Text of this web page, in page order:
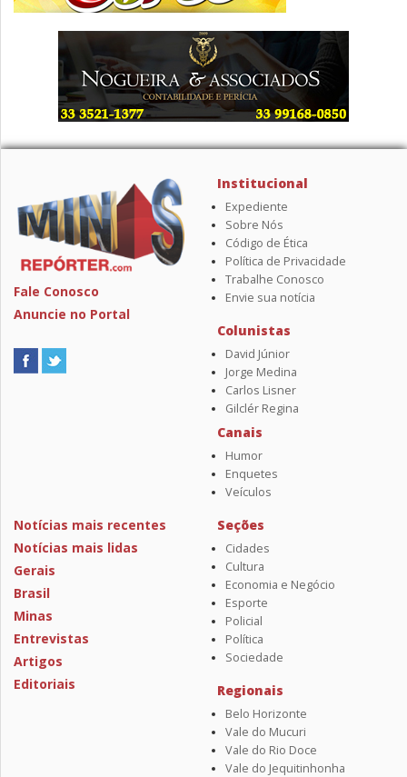
Fale Conosco
Anuncie no Portal
Institucional
Expediente
Sobre Nós
Código de Ética
Política de Privacidade
Trabalhe Conosco
Envie sua notícia
Colunistas
David Júnior
Jorge Medina
Carlos Lisner
Gilclér Regina
Canais
Humor
Enquetes
Veículos
Notícias mais recentes
Notícias mais lidas
Gerais
Brasil
Minas
Entrevistas
Artigos
Editoriais
Seções
Cidades
Cultura
Economia e Negócio
Esporte
Policial
Política
Sociedade
Regionais
Belo Horizonte
Vale do Mucuri
Vale do Rio Doce
Vale do Jequitinhonha